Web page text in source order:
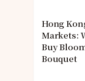
Hong
Markets:
Buy
Bouquet